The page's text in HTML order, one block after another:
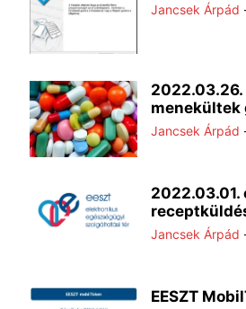
Jancsek Árpád
menekültek
Jancsek Árpád
2022.03.01.
Jancsek Árpád
EESZT